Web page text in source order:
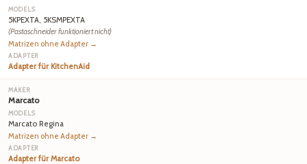
5KPEXTA, 5KSMPEXTA
(Pastaschneider funktioniert nicht)
Matrizen ohne Adapter →
Adapter für KitchenAid
Marcato
Marcato Regina
Matrizen ohne Adapter →
Adapter für Marcato